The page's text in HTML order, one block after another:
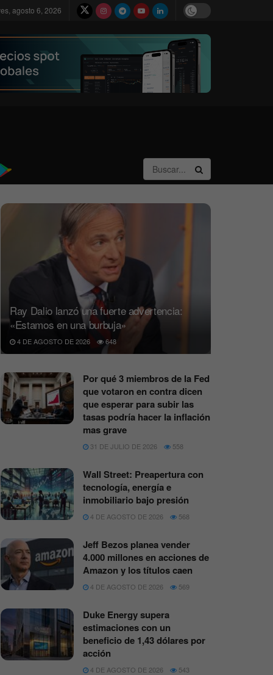
agosto 6, 2026
Ray Dalio lanzó una fuerte advertencia:
«Estamos en una burbuja»
4 DE AGOSTO DE 2026 648
Por qué 3 miembros de la Fed
que votaron en contra dicen
que esperar para subir las
tasas podría hacer la inflación
mas grave
31 DE JULIO DE 2026 558
Wall Street: Preapertura con
tecnología, energía e
inmobiliario bajo presión
4 DE AGOSTO DE 2026 568
Jeff Bezos planea vender
4.000 millones en acciones de
Amazon y los títulos caen
4 DE AGOSTO DE 2026 569
Duke Energy supera
estimaciones con un
beneficio de 1,43 dólares por
acción
4 DE AGOSTO DE 2026 543